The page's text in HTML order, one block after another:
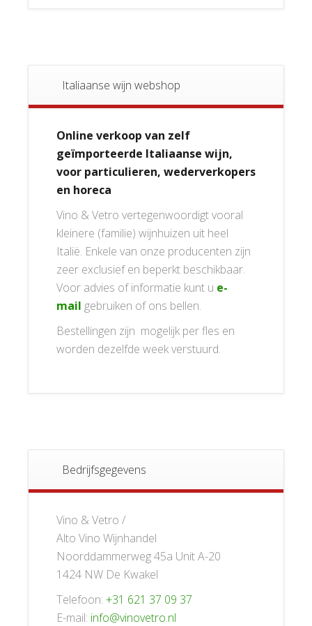
Italiaanse wijn webshop
Online verkoop van zelf
geïmporteerde Italiaanse wijn,
voor particulieren, wederverkopers
en horeca
Vino & Vetro vertegenwoordigt vooral
kleinere (familie) wijnhuizen uit heel
Italië. Enkele van onze producenten zijn
zeer exclusief en beperkt beschikbaar.
Voor advies of informatie kunt u e-
mail gebruiken of ons bellen.
Bestellingen zijn mogelijk per fles en
worden dezelfde week verstuurd.
Bedrijfsgegevens
Vino & Vetro /
Alto Vino Wijnhandel
Noorddammerweg 45a Unit A-20
1424 NW De Kwakel
Telefoon: +31 621 37 09 37
E-mail: info@vinovetro.nl